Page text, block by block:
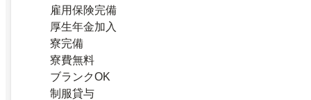
雇用保険完備
厚生年金加入
寮完備
寮費無料
ブランクOK
制服貸与